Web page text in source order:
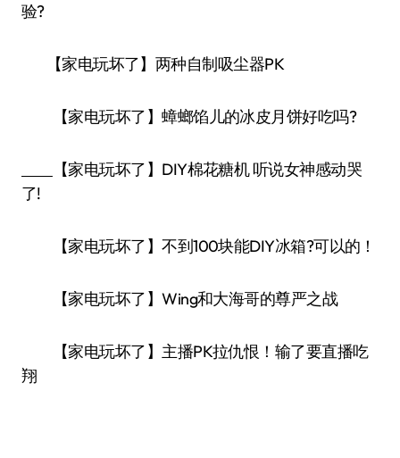
验?
【家电玩坏了】两种自制吸尘器PK
【家电玩坏了】蟑螂馅儿的冰皮月饼好吃吗?
【家电玩坏了】DIY棉花糖机 听说女神感动哭
了!
【家电玩坏了】不到100块能DIY冰箱?可以的！
【家电玩坏了】Wing和大海哥的尊严之战
【家电玩坏了】主播PK拉仇恨！输了要直播吃
翔